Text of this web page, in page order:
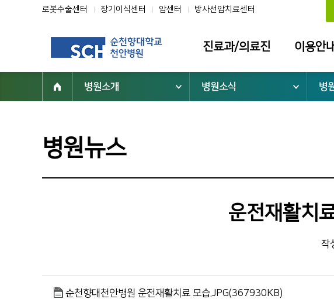
로봇수술센터 장기이식센터 암센터 방사선암치료센터
진료과/의료진
진료과
진료협력센터
진료지원부서
이용안내
위치안내
응급진료안내
병문안안내
증명서 발급
041-570-2114
병원소개 병원소식 병
병원뉴스
운전재활치
작
순천향대천안병원 운전재활치료 모습.JPG(367930KB)